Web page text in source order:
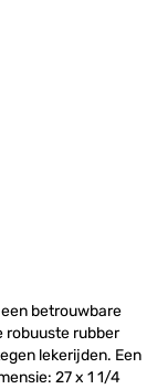
betrouwbare
robuuste rubber
lekerijden. Een
27 x 1 1/4